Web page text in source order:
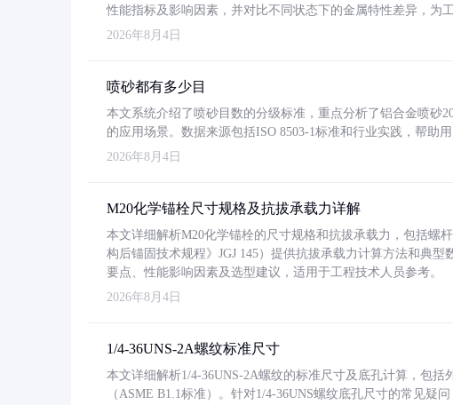
性能指标及影响因素，并对比不同状态下的金属特性差异，为
2026年8月4日
喷砂都有多少目
本文系统介绍了喷砂目数的分级标准，重点分析了铝合金喷砂
的应用场景。数据来源包括ISO 8503-1标准和行业实践，帮助
2026年8月4日
M20化学锚栓尺寸规格及抗拔承载力详解
本文详细解析M20化学锚栓的尺寸规格和抗拔承载力，包括螺
构后锚固技术规程》JGJ 145）提供抗拔承载力计算方法和典
要点、性能影响因素及选型建议，适用于工程技术人员参考。
2026年8月4日
1/4-36UNS-2A螺纹标准尺寸
本文详细解析1/4-36UNS-2A螺纹的标准尺寸及底孔计算，包
（ASME B1.1标准）。针对1/4-36UNS螺纹底孔尺寸的常见